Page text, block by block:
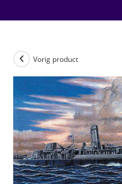
Vorig product